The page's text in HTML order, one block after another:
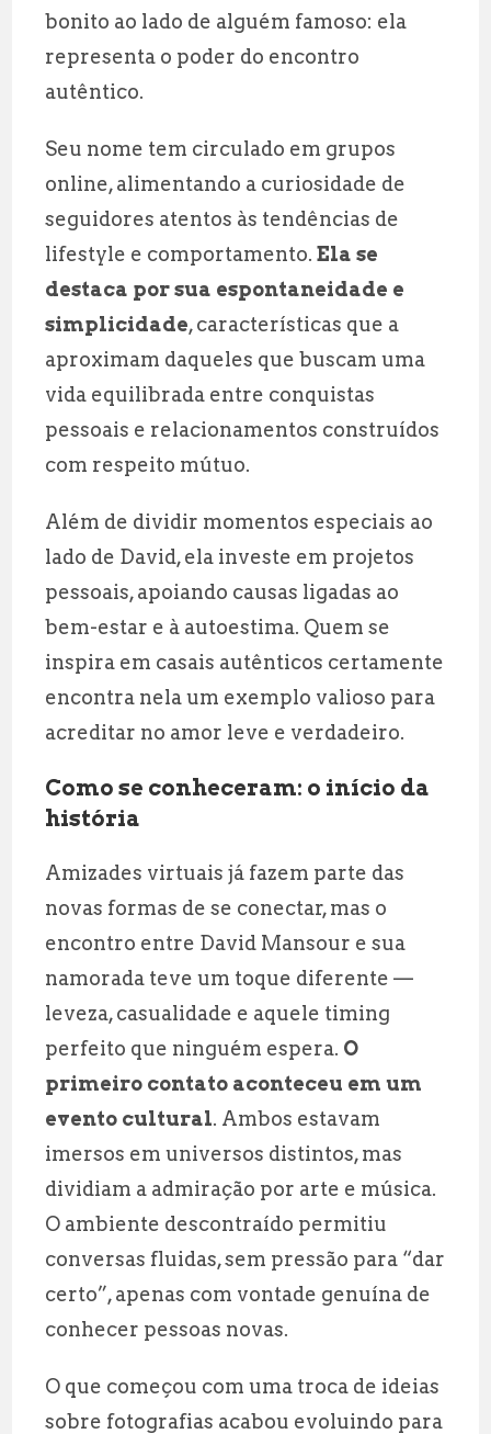
bonito ao lado de alguém famoso: ela
representa o poder do encontro
autêntico.
Seu nome tem circulado em grupos
online, alimentando a curiosidade de
seguidores atentos às tendências de
lifestyle e comportamento.Ela se
destaca por sua espontaneidade e
simplicidade, características que a
aproximam daqueles que buscam uma
vida equilibrada entre conquistas
pessoais e relacionamentos construídos
com respeito mútuo.
Além de dividir momentos especiais ao
lado de David, ela investe em projetos
pessoais, apoiando causas ligadas ao
bem-estar e à autoestima. Quem se
inspira em casais autênticos certamente
encontra nela um exemplo valioso para
acreditar no amor leve e verdadeiro.
Como se conheceram: o início da
história
Amizades virtuais já fazem parte das
novas formas de se conectar, mas o
encontro entre David Mansour e sua
namorada teve um toque diferente —
leveza, casualidade e aquele timing
perfeito que ninguém espera. O
primeiro contato aconteceu em um
evento cultural. Ambos estavam
imersos em universos distintos, mas
dividiam a admiração por arte e música.
O ambiente descontraído permitiu
conversas fluidas, sem pressão para “dar
certo”, apenas com vontade genuína de
conhecer pessoas novas.
O que começou com uma troca de ideias
sobre fotografias acabou evoluindo para